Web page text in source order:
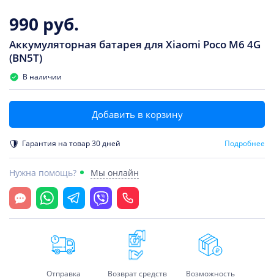
990 руб.
Аккумуляторная батарея для Xiaomi Poco M6 4G
(BN5T)
В наличии
Добавить в корзину
Гарантия на товар 30 дней Подробнее
Нужна помощь? Мы онлайн
Открыть чат
WhatsappTelegramViber Позвонить
Отправка
Возврат средств
Возможность